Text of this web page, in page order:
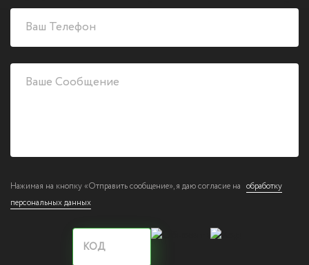
Нажимая на кнопку «Отправить сообщение», я даю согласие на обработку
персональных данных